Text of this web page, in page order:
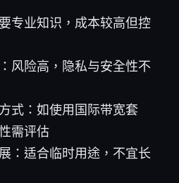
专业知识，成本较高但控
风险高，隐私与安全性不
式：如使用国际带宽套
需评估
：适合临时用途，不宜长